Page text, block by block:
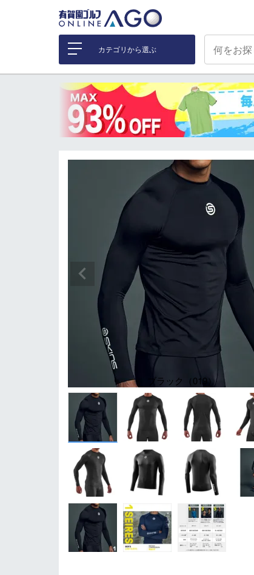
カテゴリから選ぶ
ブラック（019）